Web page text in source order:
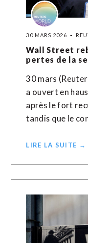
30 MARS 2026
Wall Street
pertes de la
30 mars
a ouvert en
après le fort
tandis que le
LIRE LA SUITE →